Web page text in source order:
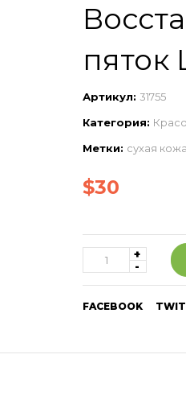
Артикул: 31755
Категория:
Метки: сухая кожа
$30
FACEBOOK